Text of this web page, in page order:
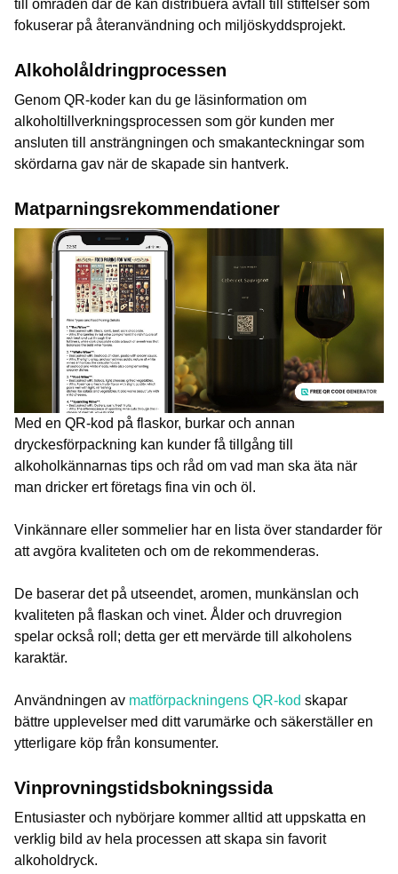
till områden där de kan distribuera avfall till stiftelser som
fokuserar på återanvändning och miljöskyddsprojekt.
Alkoholåldringprocessen
Genom QR-koder kan du ge läsinformation om
alkoholtillverkningsprocessen som gör kunden mer
ansluten till ansträngningen och smakanteckningar som
skördarna gav när de skapade sin hantverk.
Matparningsrekommendationer
Med en QR-kod på flaskor, burkar och annan
dryckesförpackning kan kunder få tillgång till
alkoholkännarnas tips och råd om vad man ska äta när
man dricker ert företags fina vin och öl.
Vinkännare eller sommelier har en lista över standarder för
att avgöra kvaliteten och om de rekommenderas.
De baserar det på utseendet, aromen, munkänslan och
kvaliteten på flaskan och vinet. Ålder och druvregion
spelar också roll; detta ger ett mervärde till alkoholens
karaktär.
Användningen av matförpackningens QR-kod skapar
bättre upplevelser med ditt varumärke och säkerställer en
ytterligare köp från konsumenter.
Vinprovningstidsbokningssida
Entusiaster och nybörjare kommer alltid att uppskatta en
verklig bild av hela processen att skapa sin favorit
alkoholdryck.